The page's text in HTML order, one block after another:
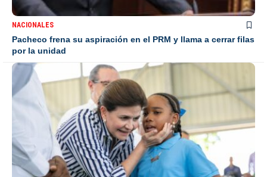
NACIONALES
Pacheco frena su aspiración en el PRM y llama a cerrar filas
por la unidad